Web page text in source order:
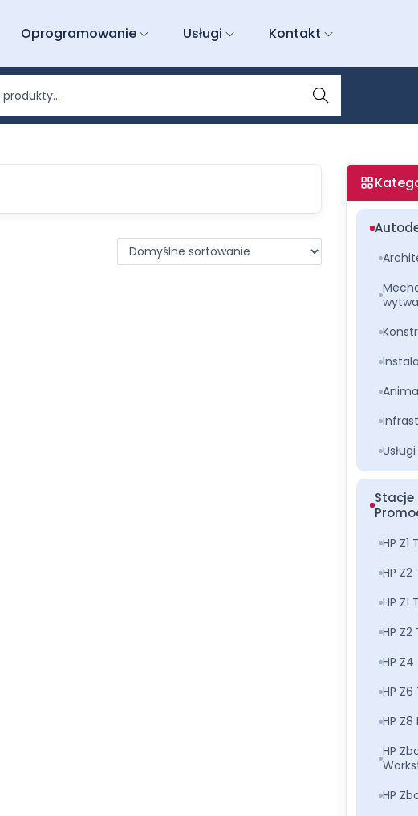
Oprogramowanie Usługi Kontakt
Wyszu
kiwani
e
Stacje
HP
HP
HP
HP
HP
HP
HP
HP
HP